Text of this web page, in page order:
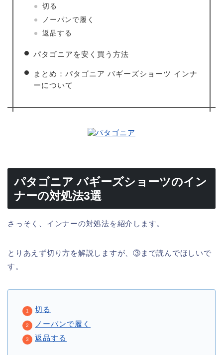
切る
ノーパンで履く
返品する
パタゴニアを安く買う方法
まとめ：パタゴニア バギーズショーツ インナ
ーについて
パタゴニア バギーズショーツのイン
ナーの対処法3選
さっそく、インナーの対処法を紹介します。
とりあえず切り方を解説しますが、③まで読んでほしいで
す。
切る
ノーパンで履く
返品する